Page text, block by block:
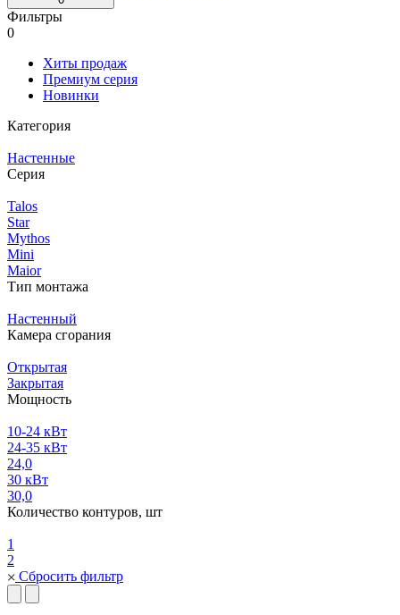
Фильтры
0
Хиты продаж
Премиум серия
Новинки
Категория
Настенные
Серия
Talos
Star
Mythos
Mini
Maior
Тип монтажа
Настенный
Камера сгорания
Открытая
Закрытая
Мощность
10-24 кВт
24-35 кВт
24,0
30 кВт
30,0
Количество контуров, шт
1
2
Сбросить фильтр